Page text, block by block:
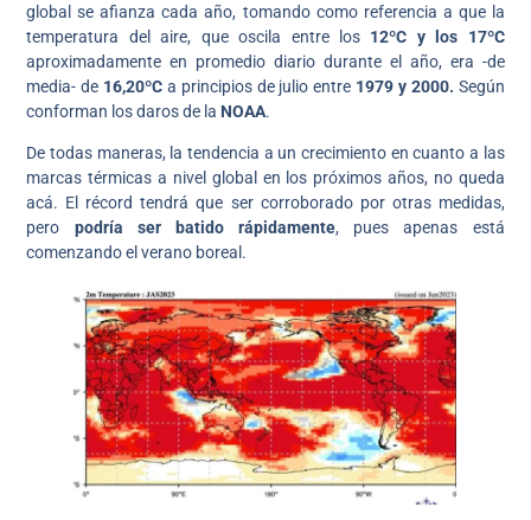
global se afianza cada año, tomando como referencia a que la
temperatura del aire, que oscila entre los12ºC y los 17ºC
aproximadamente en promedio diario durante el año, era -de
media- de 16,20ºC a principios de julio entre 1979 y 2000. Según
conforman los daros de la NOAA.
De todas maneras, la tendencia a un crecimiento en cuanto a las
marcas térmicas a nivel global en los próximos años, no queda
acá. El récord tendrá que ser corroborado por otras medidas,
pero podría ser batido rápidamente, pues apenas está
comenzando el verano boreal.